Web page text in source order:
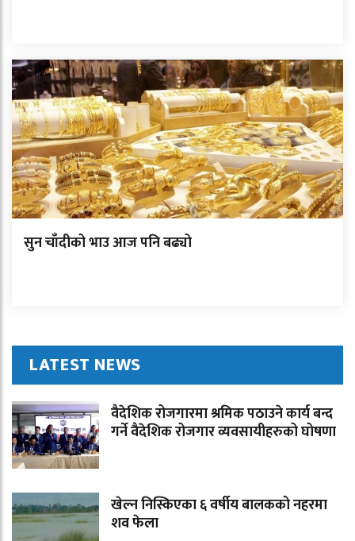
सुन चाँदीको भाउ आज पनि बढ्यो
LATEST NEWS
वैदेशिक रोजगारमा श्रमिक पठाउने कार्य बन्द
गर्ने वैदेशिक रोजगार व्यवसायीहरुको घोषणा
खेल्न निस्किएका ६ वर्षीय बालकको नहरमा
शव फेला